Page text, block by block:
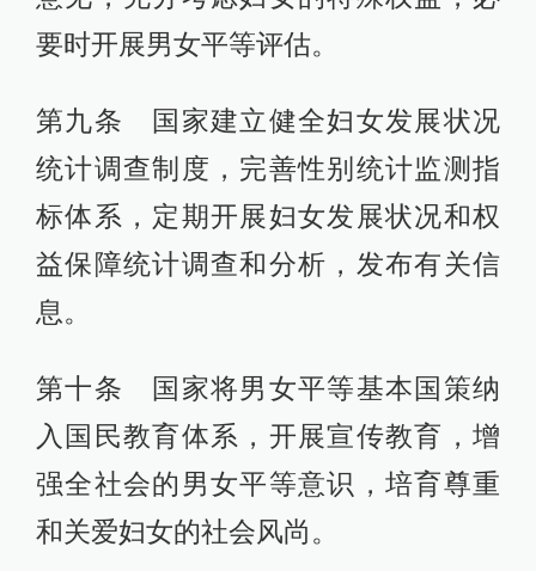
要时开展男女平等评估。
第九条 国家建立健全妇女发展状况
统计调查制度，完善性别统计监测指
标体系，定期开展妇女发展状况和权
益保障统计调查和分析，发布有关信
息。
第十条 国家将男女平等基本国策纳
入国民教育体系，开展宣传教育，增
强全社会的男女平等意识，培育尊重
和关爱妇女的社会风尚。